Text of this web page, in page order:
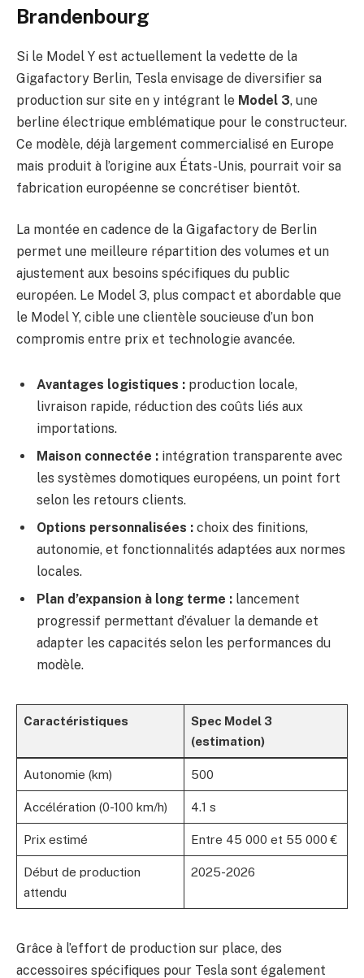
Brandenbourg
Si le Model Y est actuellement la vedette de la
Gigafactory Berlin, Tesla envisage de diversifier sa
production sur site en y intégrant le Model 3, une
berline électrique emblématique pour le constructeur.
Ce modèle, déjà largement commercialisé en Europe
mais produit à l’origine aux États-Unis, pourrait voir sa
fabrication européenne se concrétiser bientôt.
La montée en cadence de la Gigafactory de Berlin
permet une meilleure répartition des volumes et un
ajustement aux besoins spécifiques du public
européen. Le Model 3, plus compact et abordable que
le Model Y, cible une clientèle soucieuse d’un bon
compromis entre prix et technologie avancée.
Avantages logistiques : production locale,
livraison rapide, réduction des coûts liés aux
importations.
Maison connectée : intégration transparente avec
les systèmes domotiques européens, un point fort
selon les retours clients.
Options personnalisées : choix des finitions,
autonomie, et fonctionnalités adaptées aux normes
locales.
Plan d’expansion à long terme : lancement
progressif permettant d’évaluer la demande et
adapter les capacités selon les performances du
modèle.
Caractéristiques
Spec Model 3
(estimation)
Autonomie (km) 500
Accélération (0-100 km/h) 4.1 s
Prix estimé Entre 45 000 et 55 000 €
Début de production
attendu
2025-2026
Grâce à l’effort de production sur place, des
accessoires spécifiques pour Tesla sont également